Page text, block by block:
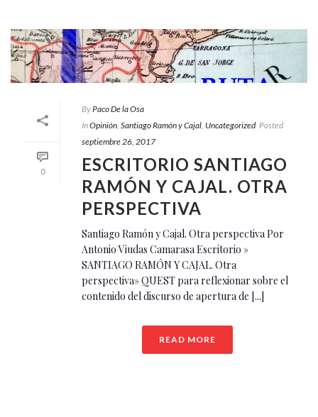
0
ByPaco De la Osa
InOpinión Santiago Ramón y Cajal Uncategorized Posted
septiembre 26, 2017
ESCRITORIO SANTIAGO
RAMÓN Y CAJAL. OTRA
PERSPECTIVA
Santiago Ramón y Cajal. Otra perspectiva Por
Antonio Viudas Camarasa Escritorio »
SANTIAGO RAMÓN Y CAJAL. Otra
perspectiva» QUEST para reflexionar sobre el
contenido del discurso de apertura de [...]
READ MORE